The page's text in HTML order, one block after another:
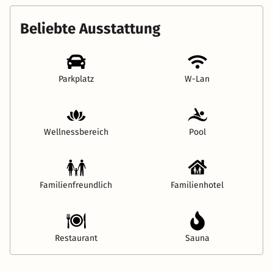
Beliebte Ausstattung
Parkplatz W-Lan
Wellnessbereich Pool
Familienfreundlich Familienhotel
Restaurant Sauna